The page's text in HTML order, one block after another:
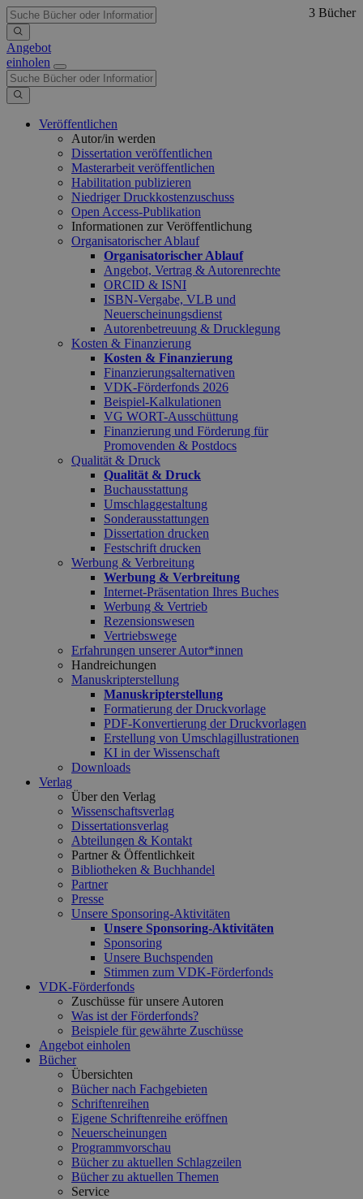
Angebot
einholen
Veröffentlichen
Autor/in werden
Dissertation veröffentlichen
Masterarbeit veröffentlichen
Habilitation publizieren
Niedriger Druckkostenzuschuss
Open Access-Publikation
Informationen zur Veröffentlichung
Organisatorischer Ablauf
Organisatorischer Ablauf
Angebot, Vertrag & Autorenrechte
ORCID & ISNI
ISBN-Vergabe, VLB und
Neuerscheinungsdienst
Autorenbetreuung & Drucklegung
Kosten & Finanzierung
Kosten & Finanzierung
Finanzierungsalternativen
VDK-Förderfonds 2026
Beispiel-Kalkulationen
VG WORT-Ausschüttung
Finanzierung und Förderung für
Promovenden & Postdocs
Qualität & Druck
Qualität & Druck
Buchausstattung
Umschlaggestaltung
Sonderausstattungen
Dissertation drucken
Festschrift drucken
Werbung & Verbreitung
Werbung & Verbreitung
Internet-Präsentation Ihres Buches
Werbung & Vertrieb
Rezensionswesen
Vertriebswege
Erfahrungen unserer Autor*innen
Handreichungen
Manuskripterstellung
Manuskripterstellung
Formatierung der Druckvorlage
PDF-Konvertierung der Druckvorlagen
Erstellung von Umschlagillustrationen
KI in der Wissenschaft
Downloads
Verlag
Über den Verlag
Wissenschaftsverlag
Dissertationsverlag
Abteilungen & Kontakt
Partner & Öffentlichkeit
Bibliotheken & Buchhandel
Partner
Presse
Unsere Sponsoring-Aktivitäten
Unsere Sponsoring-Aktivitäten
Sponsoring
Unsere Buchspenden
Stimmen zum VDK-Förderfonds
VDK-Förderfonds
Zuschüsse für unsere Autoren
Was ist der Förderfonds?
Beispiele für gewährte Zuschüsse
Angebot einholen
Bücher
Übersichten
Bücher nach Fachgebieten
Schriftenreihen
Eigene Schriftenreihe eröffnen
Neuerscheinungen
Programmvorschau
Bücher zu aktuellen Schlagzeilen
Bücher zu aktuellen Themen
Service
3 Bücher